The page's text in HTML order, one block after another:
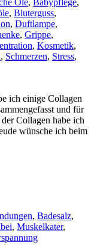
Öle, Babypflege,
, Bluterguss,
, Duftlampe,
, Grippe,
, Kosmetik,
, Schmerzen, Stress,
ich einige Collagen
und für
Collagen habe ich
wünsche ich beim
, Badesalz,
, Muskelkater,